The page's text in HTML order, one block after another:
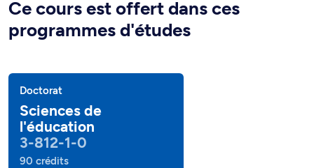
Ce cours est offert dans ces
programmes d'études
Doctorat
Sciences de
l'éducation
3-812-1-0
90 crédits